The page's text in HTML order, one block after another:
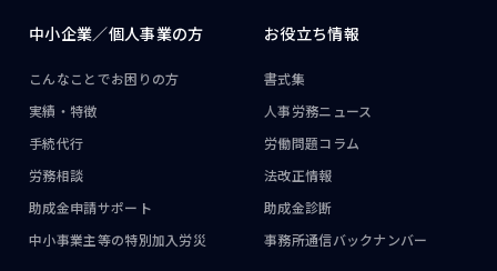
中小企業／個人事業の方
こんなことでお困りの方
実績・特徴
手続代行
労務相談
助成金申請サポート
中小事業主等の特別加入労災
お役立ち情報
書式集
人事労務ニュース
労働問題コラム
法改正情報
助成金診断
事務所通信バックナンバー